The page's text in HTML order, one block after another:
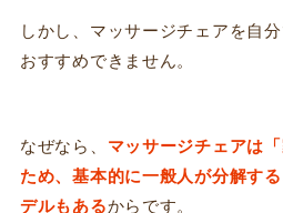
しかし、マッサージチェアを自
おすすめできません。
なぜなら、 マッサージチェアは
ため、基本的に一般人が分解す
デルもあるからです。